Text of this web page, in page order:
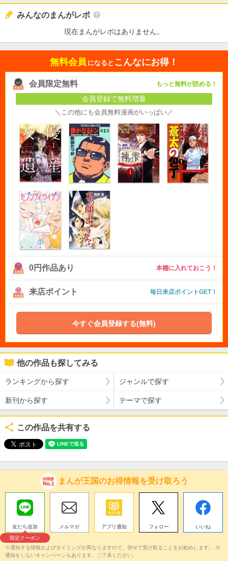
みんなのまんがレポ
現在まんがレポはありません。
無料会員 になると こんなにお得！
会員限定無料 もっと無料が読める！
会員登録で無料増量
＼この他にも会員無料漫画がいっぱい／
0円作品あり 本棚に入れておこう！
来店ポイント 毎日来店ポイントGET！
今すぐ会員登録する(無料)
他の作品も探してみる
ランキングから探す ジャンルで探す
新刊から探す テーマで探す
この作品を共有する
まんが王国のお得情報を受け取ろう
友だち追加
限定クーポン
メルマガ アプリ通知 フォロー いいね
※通知する情報およびタイミングが異なりますので、併せて受け取ることをお勧めします。 ※
通知をしないキャンペーンもあります。ご了承ください。